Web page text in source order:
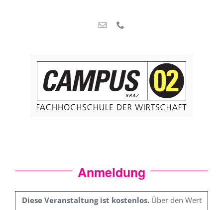
Anmeldung
Diese Veranstaltung ist kostenlos. Über den Wert